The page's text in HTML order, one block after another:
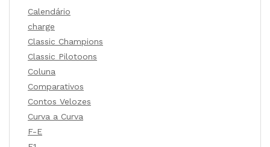
Calendário
charge
Classic Champions
Classic Pilotoons
Coluna
Comparativos
Contos Velozes
Curva a Curva
F-E